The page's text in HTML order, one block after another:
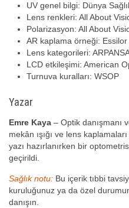
UV genel bilgi: Dünya
Lens renkleri: All About
Polarizasyon: All About
AR kaplama örneği:
Lens kategorileri:
LCD etkileşimi: American
Turnuva kuralları: WSOP
Yazar
Emre Kaya – Optik danışmanı
mekân ışığı ve lens
yazı hazırlanırken bir
geçirildi.
Sağlık notu: Bu içerik tıbbi
kuruluğunuz ya da özel
danışın.